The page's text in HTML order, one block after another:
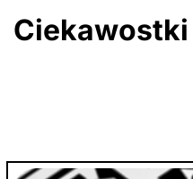
Ciekawostki